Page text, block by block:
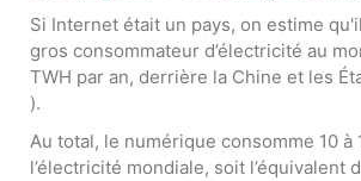
Si Internet était un pays, on estime
gros consommateur d’électricité au
TWH par an, derrière la Chine et les
).
Au total, le numérique consomme 10 à
l’électricité mondiale, soit l’équivalent